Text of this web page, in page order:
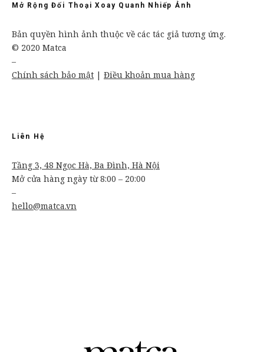
Mở Rộng Đối Thoại Xoay Quanh Nhiếp Ảnh
Bản quyền hình ảnh thuộc về các tác giả tương ứng.
© 2020 Matca
–
Chính sách bảo mật | Điều khoản mua hàng
Liên Hệ
Tầng 3, 48 Ngọc Hà, Ba Đình, Hà Nội
Mở cửa hàng ngày từ 8:00 – 20:00
–
hello@matca.vn